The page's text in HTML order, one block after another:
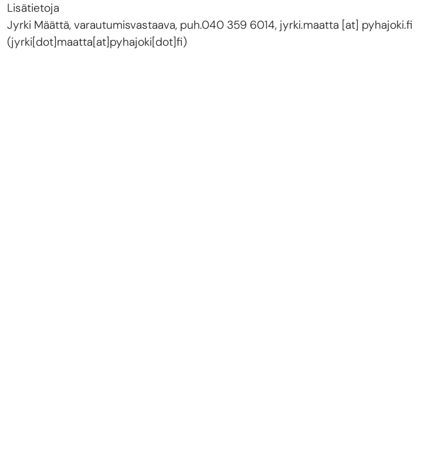
Lisätietoja
Jyrki Määttä, varautumisvastaava, puh.040 359 6014, jyrki.maatta [at] pyhajoki.fi
(jyrki[dot]maatta[at]pyhajoki[dot]fi)